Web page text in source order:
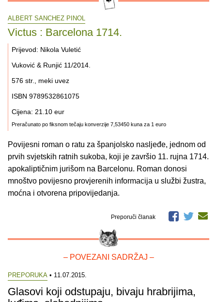
ALBERT SANCHEZ PINOL
Victus : Barcelona 1714.
Prijevod: Nikola Vuletić
Vuković & Runjić 11/2014.
576 str., meki uvez
ISBN 9789532861075
Cijena: 21.10 eur
Preračunato po fiksnom tečaju konverzije 7,53450 kuna za 1 euro
Povijesni roman o ratu za španjolsko nasljeđe, jednom od
prvih svjetskih ratnih sukoba, koji je završio 11. rujna 1714.
apokaliptičnim jurišom na Barcelonu. Roman donosi
mnoštvo povijesno provjerenih informacija u službi žustra,
moćna i otvorena pripovijedanja.
Preporuči članak
– POVEZANI SADRŽAJ –
PREPORUKA • 11.07.2015.
Glasovi koji odstupaju, bivaju hrabrijima,